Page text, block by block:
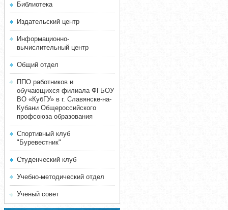
Библиотека
Издательский центр
Информационно-
вычислительный центр
Общий отдел
ППО работников и
обучающихся филиала ФГБОУ
ВО «КубГУ» в г. Славянске-на-
Кубани Общероссийского
профсоюза образования
Спортивный клуб
"Буревестник"
Студенческий клуб
Учебно-методический отдел
Ученый совет